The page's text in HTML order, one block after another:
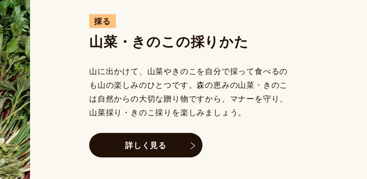
採る
山菜・きのこの採りかた
山に出かけて、山菜やきのこを自分で採って食べるの
も山の楽しみのひとつです。森の恵みの山菜・きのこ
は自然からの大切な贈り物ですから、マナーを守り、
山菜採り・きのこ採りを楽しみましょう。
詳しく見る